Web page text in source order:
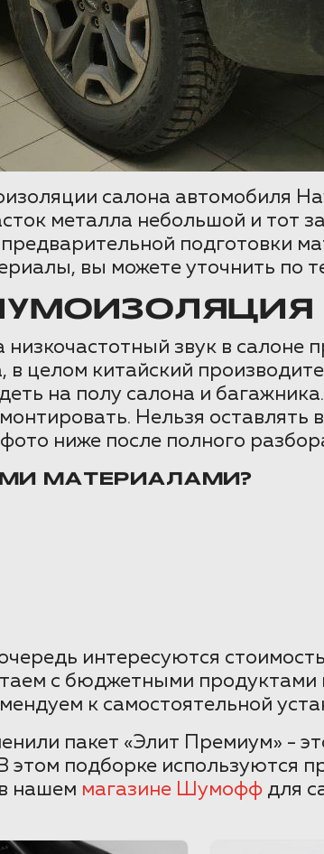
салона автомобиля
металла небольшой и тот
подготовки
вы можете уточнить по
В
звук в
в целом китайский
на полу салона и
Нельзя оставлять
ниже после полного
МАТЕРИАЛАМИ?
интересуются
с бюджетными продуктами
к самостоятельной
пакет «Элит Премиум» -
этом подборке используются
нашем магазине Шумофф для